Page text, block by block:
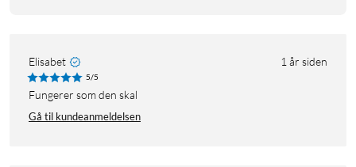
Elisabet 1 år siden
5/5
Fungerer som den skal
Gå til kundeanmeldelsen